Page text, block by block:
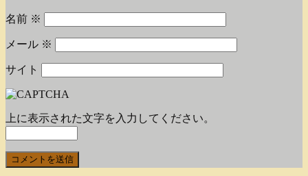
名前 ※
メール ※
サイト
上に表示された文字を入力してください。